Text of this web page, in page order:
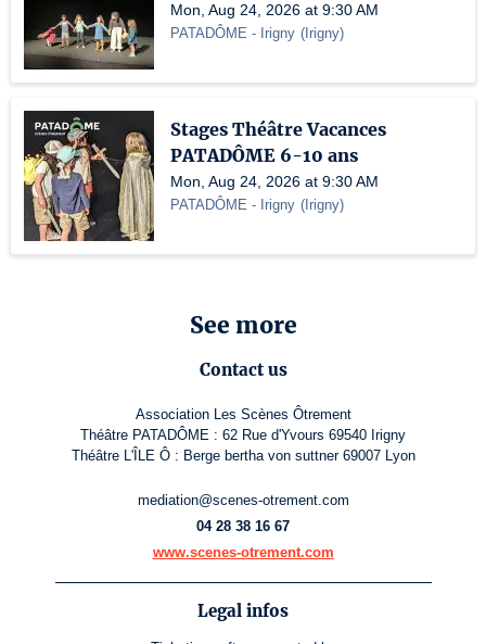
Mon, Aug 24, 2026 at 9:30 AM
PATADÔME - Irigny ( Irigny)
Stages Théâtre Vacances
PATADÔME 6-10 ans
Mon, Aug 24, 2026 at 9:30 AM
PATADÔME - Irigny ( Irigny)
See more
Contact us
Association Les Scènes Ôtrement
Théâtre PATADÔME : 62 Rue d'Yvours 69540 Irigny
Théâtre L'ÎLE Ô : Berge bertha von suttner 69007 Lyon
mediation@scenes-otrement.com
04 28 38 16 67
www.scenes-otrement.com
Legal infos